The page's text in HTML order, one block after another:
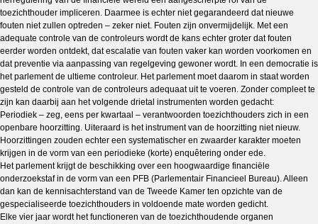
toezichthouder impliceren. Daarmee is echter niet gegarandeerd dat nieuwe
fouten niet zullen optreden – zeker niet. Fouten zijn onvermijdelijk. Met een
adequate controle van de controleurs wordt de kans echter groter dat fouten
eerder worden ontdekt, dat escalatie van fouten vaker kan worden voorkomen en
dat preventie via aanpassing van regelgeving gewoner wordt. In een democratie is
het parlement de ultieme controleur. Het parlement moet daarom in staat worden
gesteld de controle van de controleurs adequaat uit te voeren. Zonder compleet te
zijn kan daarbij aan het volgende drietal instrumenten worden gedacht:
Periodiek – zeg, eens per kwartaal – verantwoorden toezichthouders zich in een
openbare hoorzitting. Uiteraard is het instrument van de hoorzitting niet nieuw.
Hoorzittingen zouden echter een systematischer en zwaarder karakter moeten
krijgen in de vorm van een periodieke (korte) enquêtering onder ede.
Het parlement krijgt de beschikking over een hoogwaardige financiële
onderzoekstaf in de vorm van een PFB (Parlementair Financieel Bureau). Alleen
dan kan de kennisachterstand van de Tweede Kamer ten opzichte van de
gespecialiseerde toezichthouders in voldoende mate worden gedicht.
Elke vier jaar wordt het functioneren van de toezichthoudende organen